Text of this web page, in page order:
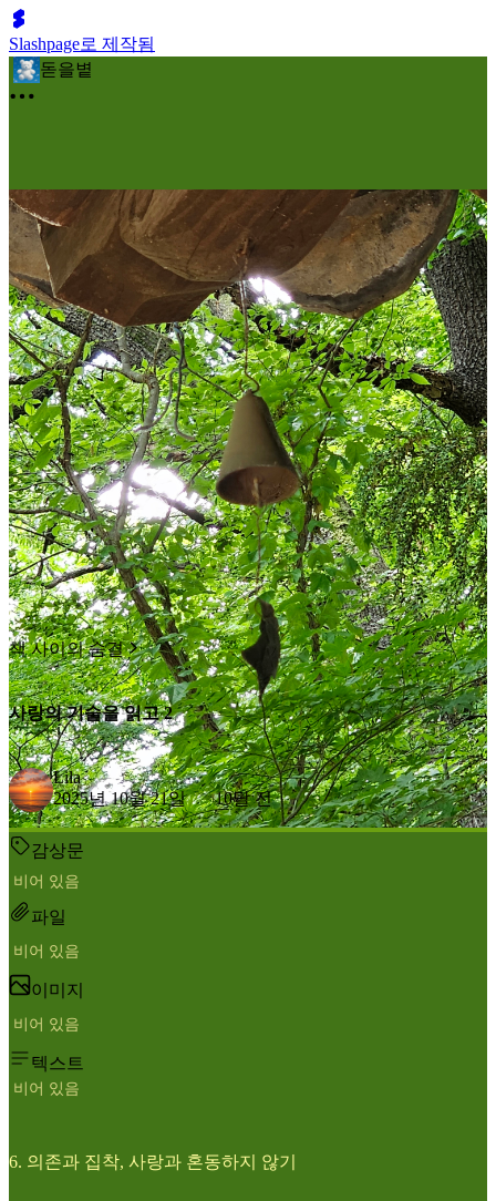
Slashpage로 제작됨
돋을볕
책 사이의 숨결
사랑의 기술을 읽고 2
Lila
2025년 10월 21일
10달 전
감상문
비어 있음
파일
비어 있음
이미지
비어 있음
텍스트
비어 있음
6. 의존과 집착, 사랑과 혼동하지 않기